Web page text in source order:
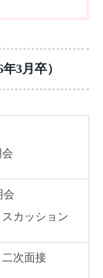
3月卒）
会
カッション
次面接